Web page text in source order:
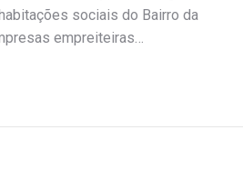
sociais do Bairro da
empreiteiras…